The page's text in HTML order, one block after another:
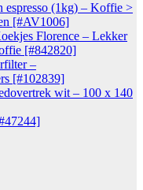
espresso (1kg) – Koffie >
[#AV1006]
Florence – Lekker
[#842820]
–
[#102839]
wit – 100 x 140